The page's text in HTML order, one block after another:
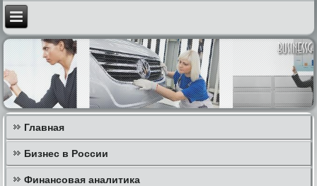
Главная
Бизнес в России
Финансовая аналитика